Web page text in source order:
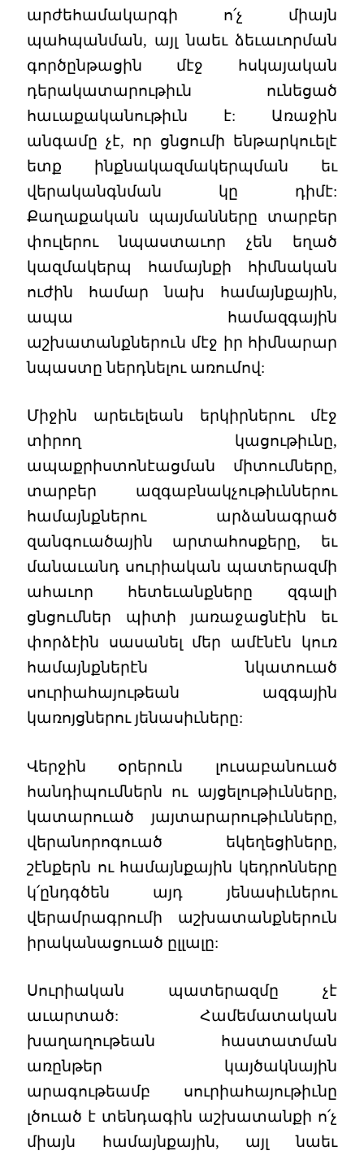
արժեհամակարգի ո՛չ միայն
պահպանման, այլ նաեւ ձեւաւորման
գործընթացին մէջ հսկայական
դերակատարութիւն ունեցած
հաւաքականութիւն է: Առաջին
անգամը չէ, որ ցնցումի ենթարկուելէ
ետք ինքնակազմակերպման եւ
վերականգնման կը դիմէ:
Քաղաքական պայմանները տարբեր
փուլերու նպաստաւոր չեն եղած
կազմակերպ համայնքի հիմնական
ուժին համար նախ համայնքային,
ապա համազգային
աշխատանքներուն մէջ իր հիմնարար
նպաստը ներդնելու առումով:
Միջին արեւելեան երկիրներու մէջ
տիրող կացութիւնը,
ապաքրիստոնէացման միտումները,
տարբեր ազգաբնակչութիւններու
համայնքներու արձանագրած
զանգուածային արտահոսքերը, եւ
մանաւանդ սուրիական պատերազմի
ահաւոր հետեւանքները զգալի
ցնցումներ պիտի յառաջացնէին եւ
փորձէին սասանել մեր ամէնէն կուռ
համայնքներէն նկատուած
սուրիահայութեան ազգային
կառոյցներու յենասիւները:
Վերջին օրերուն լուսաբանուած
հանդիպումներն ու այցելութիւնները,
կատարուած յայտարարութիւնները,
վերանորոգուած եկեղեցիները,
շէնքերն ու համայնքային կեդրոնները
կ՛ընդգծեն այդ յենասիւներու
վերամրագրումի աշխատանքներուն
իրականացուած ըլլալը:
Սուրիական պատերազմը չէ
աւարտած: Համեմատական
խաղաղութեան հաստատման
առընթեր կայծակնային
արագութեամբ սուրիահայութիւնը
լծուած է տենդագին աշխատանքի ո՛չ
միայն համայնքային, այլ նաեւ